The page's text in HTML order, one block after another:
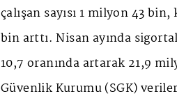
çalışan sayısı 1 milyon 43 bin,
bin arttı. Nisan ayında
10,7 oranında artarak 21,9
Güvenlik Kurumu (SGK)